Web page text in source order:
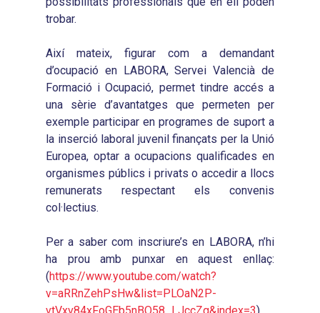
trobar.
Així mateix, figurar com a demandant
d’ocupació en LABORA, Servei Valencià de
Formació i Ocupació, permet tindre accés a
una sèrie d’avantatges que permeten per
exemple participar en programes de suport a
la inserció laboral juvenil finançats per la Unió
Europea, optar a ocupacions qualificades en
organismes públics i privats o accedir a llocs
remunerats respectant els convenis
col·lectius.
Per a saber com inscriure’s en LABORA, n’hi
ha prou amb punxar en aquest enllaç:
(https://www.youtube.com/watch?
v=aRRnZehPsHw&list=PLOaN2P-
Processos d’Innovació
Territorial
Necessitats
Formació Pactes 2022
Altres Accions:
2017
2020
2019
2020
2021
2022
2023
Resums Projectes
2024
Infografies 2022
Infografies 2023
LABORA
Documentació
Audiovisuals
Informació Estadística
ODS
Noticies
Actualitat
Butlletins de Notícies
Contacte